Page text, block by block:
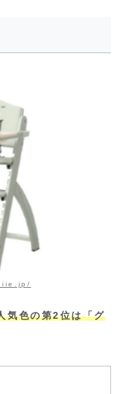
気色の第2位は「グ